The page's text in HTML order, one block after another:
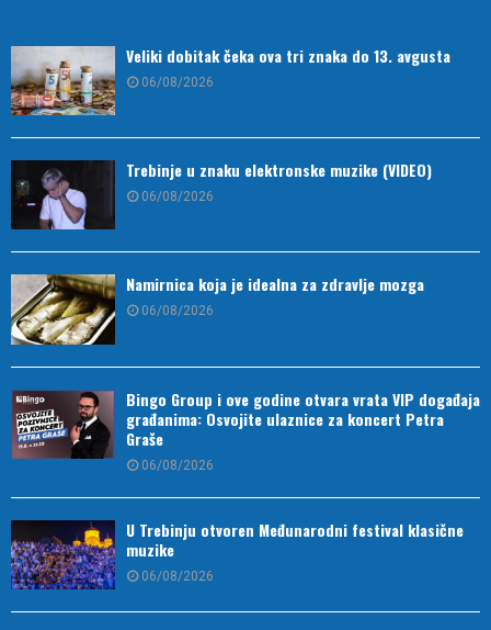
Veliki dobitak čeka ova tri znaka do 13. avgusta
06/08/2026
Trebinje u znaku elektronske muzike (VIDEO)
06/08/2026
Namirnica koja je idealna za zdravlje mozga
06/08/2026
Bingo Group i ove godine otvara vrata VIP događaja
građanima: Osvojite ulaznice za koncert Petra
Graše
06/08/2026
U Trebinju otvoren Međunarodni festival klasične
muzike
06/08/2026